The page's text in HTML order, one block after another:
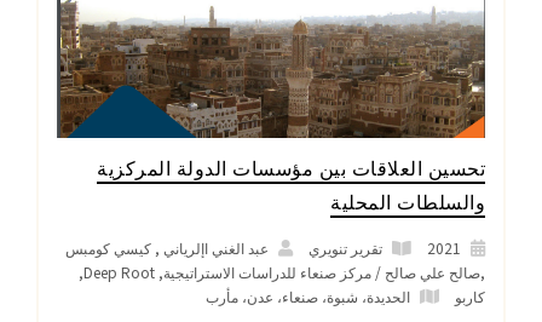
تحسين العلاقات بين مؤسسات الدولة المركزية
والسلطات المحلية
تقرير تنويري
عبد الغني اإلرياني , كيسي كومبس
,صالح علي صالح / مركز صنعاء للدراسات الاستراتيجية, Deep Root,
كاربو
الحديدة، شبوة، صنعاء، عدن، مأرب